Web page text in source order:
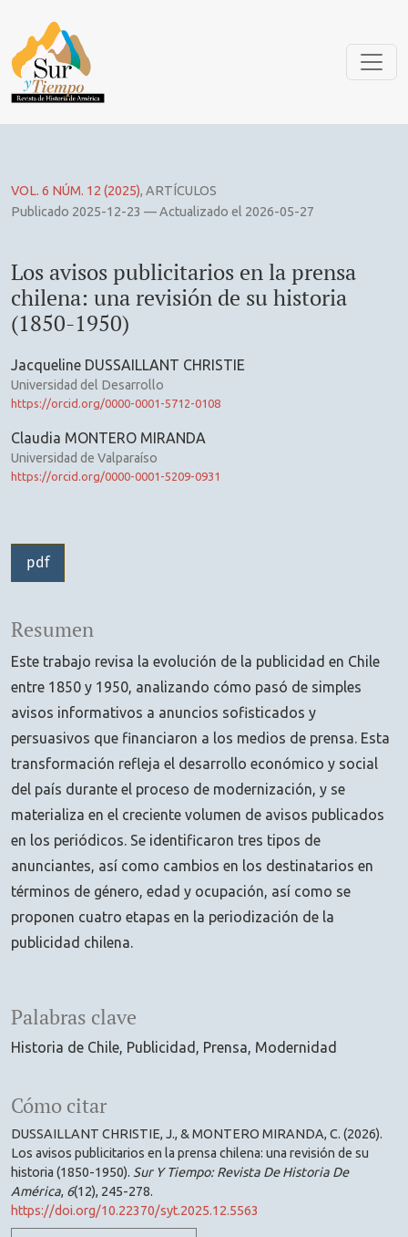
VOL. 6 NÚM. 12 (2025), ARTÍCULOS
Los avisos publicitarios en la prensa
chilena: una revisión de su historia
(1850-1950)
Publicado 2025-12-23 — Actualizado el 2026-05-27
Jacqueline DUSSAILLANT CHRISTIE
Universidad del Desarrollo
https://orcid.org/0000-0001-5712-0108
Claudia MONTERO MIRANDA
Universidad de Valparaíso
https://orcid.org/0000-0001-5209-0931
pdf
Palabras clave
Historia de Chile Publicidad Prensa Modernidad
Cómo citar
DUSSAILLANT CHRISTIE, J., & MONTERO MIRANDA, C. (2026).
Los avisos publicitarios en la prensa chilena: una revisión de su
historia (1850-1950). Sur Y Tiempo: Revista De Historia De
América, 6(12), 245-278.
https://doi.org/10.22370/syt.2025.12.5563
Resumen
Este trabajo revisa la evolución de la publicidad en Chile
entre 1850 y 1950, analizando cómo pasó de simples
avisos informativos a anuncios sofisticados y
persuasivos que financiaron a los medios de prensa. Esta
transformación refleja el desarrollo económico y social
del país durante el proceso de modernización, y se
materializa en el creciente volumen de avisos publicados
en los periódicos. Se identificaron tres tipos de
anunciantes, así como cambios en los destinatarios en
términos de género, edad y ocupación, así como se
proponen cuatro etapas en la periodización de la
publicidad chilena.